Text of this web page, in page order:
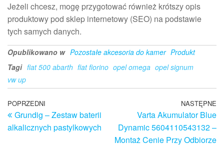
Jeżeli chcesz, mogę przygotować również krótszy opis
produktowy pod sklep internetowy (SEO) na podstawie
tych samych danych.
Opublikowano w Pozostałe akcesoria do kamer Produkt
Tagi fiat 500 abarth fiat fiorino opel omega opel signum
vw up
Nawigacja
wpisu
Poprzedni
wpis
POPRZEDNI
Grundig – Zestaw baterii
alkalicznych pastylkowych
NASTĘPNE
Varta Akumulator Blue
Dynamic 5604110543132 –
Montaż Cenie Przy Odbiorze